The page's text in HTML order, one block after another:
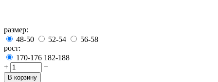
размер:
48-50
52-54
56-58
рост:
170-176 182-188
+
−
В корзину